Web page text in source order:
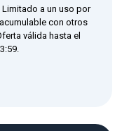
a un uso por
con otros
válida hasta el